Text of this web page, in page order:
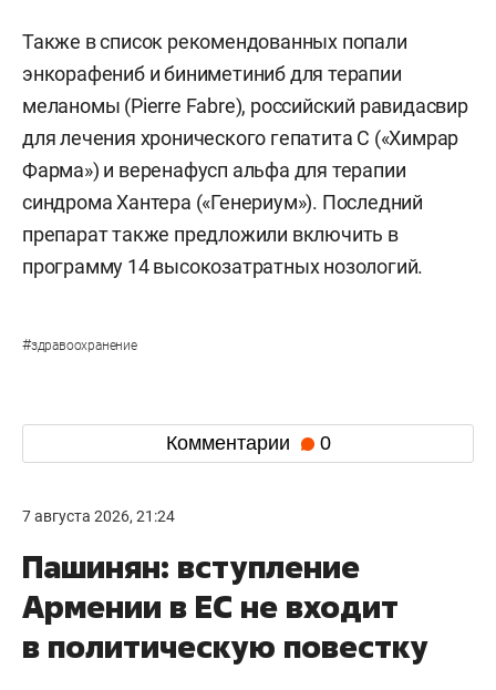
Также в список рекомендованных попали
энкорафениб и биниметиниб для терапии
меланомы (Pierre Fabre), российский равидасвир
для лечения хронического гепатита С («Химрар
Фарма») и веренафусп альфа для терапии
синдрома Хантера («Генериум»). Последний
препарат также предложили включить в
программу 14 высокозатратных нозологий.
#здравоохранение
Комментарии 0
7 августа 2026, 21:24
Пашинян: вступление
Армении в ЕС не входит
в политическую повестку